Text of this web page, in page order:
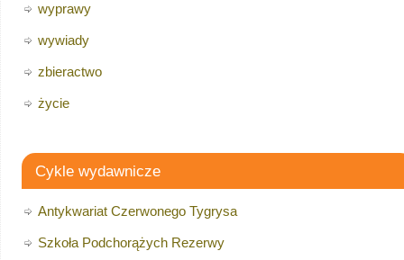
wyprawy
wywiady
zbieractwo
życie
Cykle wydawnicze
Antykwariat Czerwonego Tygrysa
Szkoła Podchorążych Rezerwy